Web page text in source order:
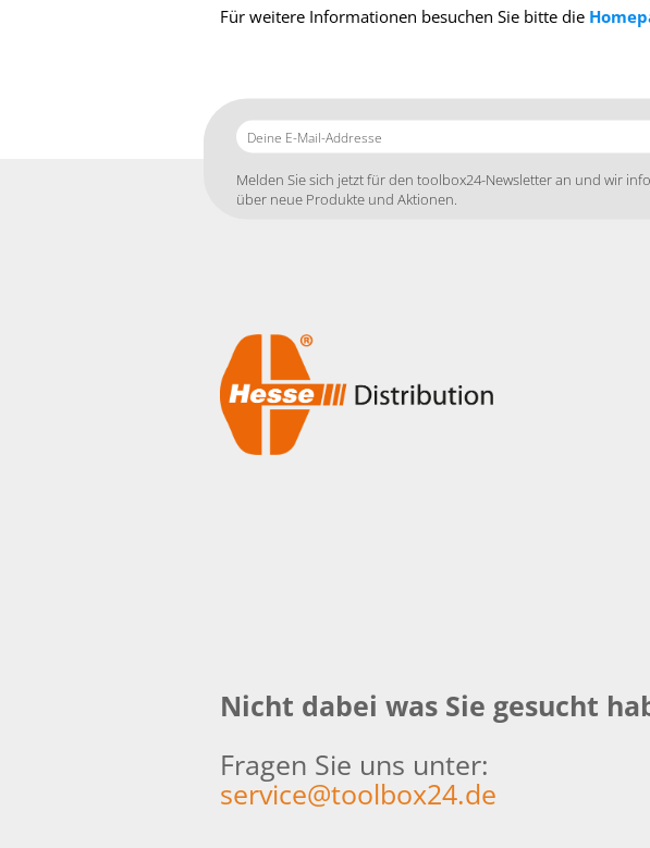
Für weitere Informationen besuchen Sie bitte die
Deine
E-
Addresse
Melden Sie sich jetzt für den toolbox24-Newsletter an und wir
über neue Produkte und Aktionen.
Nicht dabei was Sie gesucht
Fragen Sie uns unter:
service@toolbox24.de